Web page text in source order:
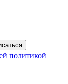
политикой